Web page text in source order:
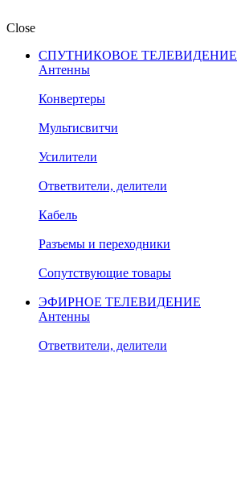
Close
СПУТНИКОВОЕ ТЕЛЕВИДЕНИЕ
Антенны
Конвертеры
Мультисвитчи
Усилители
Ответвители, делители
Кабель
Разъемы и переходники
Сопутствующие товары
ЭФИРНОЕ ТЕЛЕВИДЕНИЕ
Антенны
Ответвители, делители